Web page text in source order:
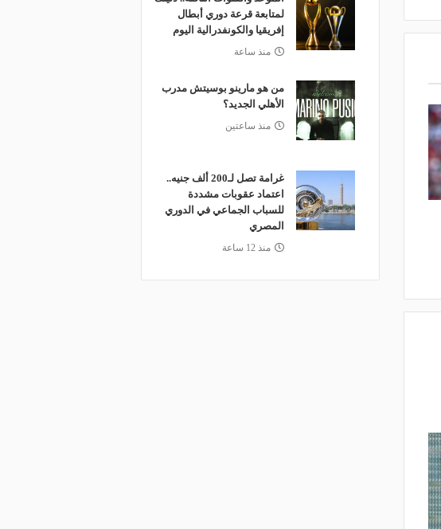
لمتابعة قرعة دوري أبطال
إفريقيا والكونفدرالية اليوم
منذ ساعة
من هو مارينو بوسيتش مدرب
الأهلي الجديد؟
منذ ساعتين
غرامة تصل لـ200 ألف جنيه..
اعتماد عقوبات مشددة
للسباب الجماعي في الدوري
المصري
منذ 12 ساعة